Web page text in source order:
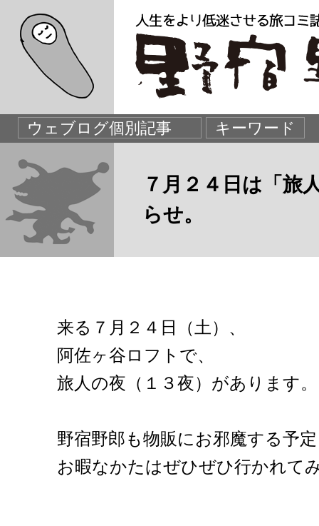
７月２４日は「旅
らせ。
来る７月２４日（土）、
阿佐ヶ谷ロフトで、
旅人の夜（１３夜）があります。
野宿野郎も物販にお邪魔する予
お暇なかたはぜひぜひ行かれて